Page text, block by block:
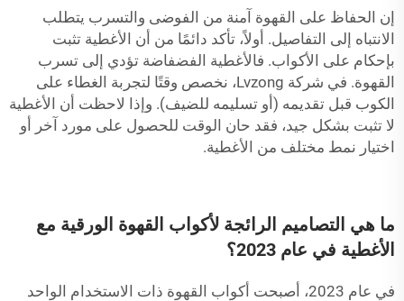
إن الحفاظ على القهوة آمنة من الفوضى والتسرب يتطلب
الانتباه إلى التفاصيل. أولاً، تأكد دائمًا من أن الأغطية تثبت
بإحكام على الأكواب. فالأغطية الفضفاضة تؤدي إلى تسرب
القهوة. في شركة Lvzong، نخصص وقتًا لتجربة الغطاء على
الكوب قبل تقديمه (أو تسليمه للضيف). وإذا لاحظت أن الأغطية
لا تثبت بشكل جيد، فقد حان الوقت للحصول على مورد آخر أو
اختيار نمط مختلف من الأغطية.
ما هي التصاميم الرائجة لأكواب القهوة الورقية مع
الأغطية في عام 2023؟
في عام 2023، أصبحت أكواب القهوة ذات الاستخدام الواحد